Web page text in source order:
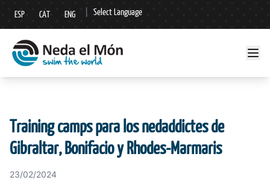
ESP CAT ENG Select Language
▼
Training camps para los nedaddictes de
Gibraltar, Bonifacio y Rhodes-Marmaris
23/02/2024